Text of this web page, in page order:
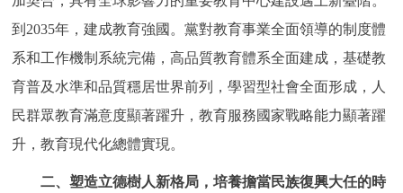
到2035年，建成教育強國。黨對教育事業全面領導的制度體
系和工作機制系統完備，高品質教育體系全面建成，基礎教
育普及水準和品質穩居世界前列，學習型社會全面形成，人
民群眾教育滿意度顯著躍升，教育服務國家戰略能力顯著躍
升，教育現代化總體實現。
二、塑造立德樹人新格局，培養擔當民族復興大任的時